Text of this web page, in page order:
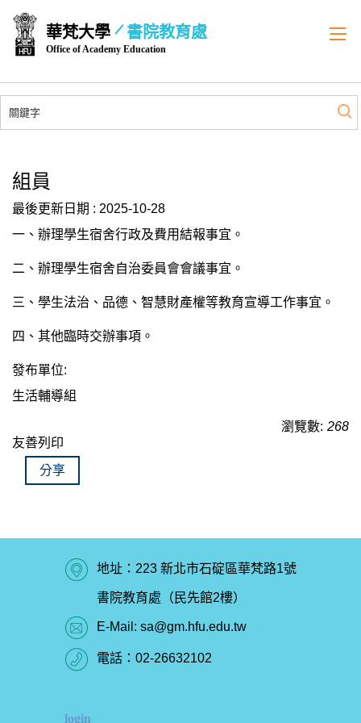
跳
到
主
容
區
華梵大學 書院教育處
Office of Academy Education
組員
最後更新日期 : 2025-10-28
一、辦理學生宿舍行政及費用結報事宜。
二、辦理學生宿舍自治委員會會議事宜。
三、學生法治、品德、智慧財產權等教育宣導工作事宜。
四、其他臨時交辦事項。
發布單位:
生活輔導組
瀏覽數: 268
友善列印
分享
地址：223 新北市石碇區華梵路1號
書院教育處（民先館2樓）
E-Mail: sa@gm.hfu.edu.tw
電話： 02-26632102
login